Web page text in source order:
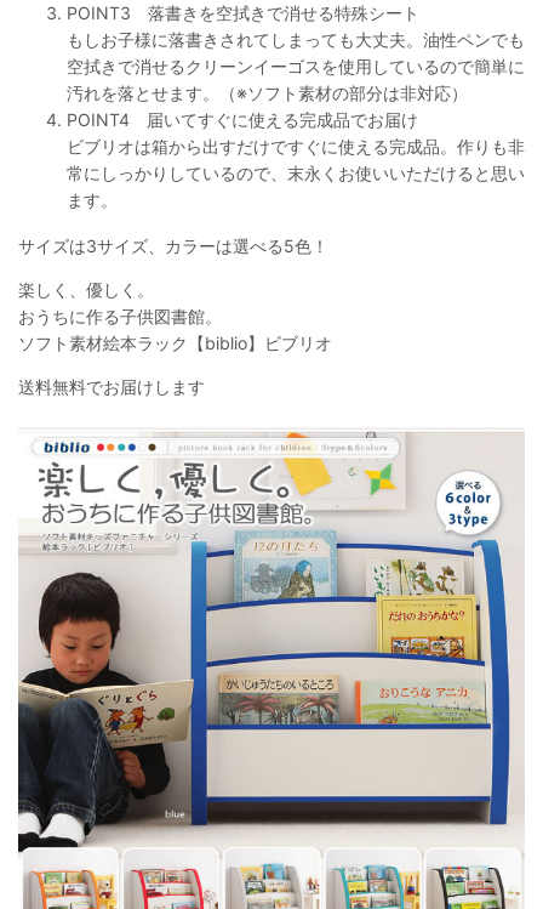
POINT3 落書きを空拭きで消せる特殊シート
もしお子様に落書きされてしまっても大丈夫。油性ペンでも
空拭きで消せるクリーンイーゴスを使用しているので簡単に
汚れを落とせます。（※ソフト素材の部分は非対応）
POINT4 届いてすぐに使える完成品でお届け
ビブリオは箱から出すだけですぐに使える完成品。作りも非
常にしっかりしているので、末永くお使いいただけると思い
ます。
サイズは3サイズ、カラーは選べる5色！
楽しく、優しく。
おうちに作る子供図書館。
ソフト素材絵本ラック【biblio】ビブリオ
送料無料でお届けします